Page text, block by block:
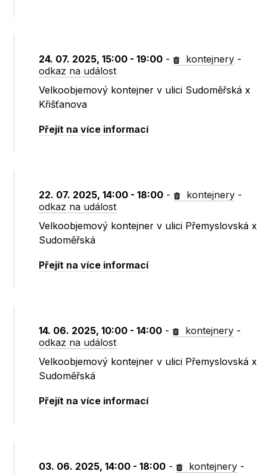
24. 07. 2025, 15:00 - 19:00 - kontejnery -
odkaz na událost
Velkoobjemový kontejner v ulici Sudoměřská x
Křišťanova
Přejít na více informací
22. 07. 2025, 14:00 - 18:00 - kontejnery -
odkaz na událost
Velkoobjemový kontejner v ulici Přemyslovská x
Sudoměřská
Přejít na více informací
14. 06. 2025, 10:00 - 14:00 - kontejnery -
odkaz na událost
Velkoobjemový kontejner v ulici Přemyslovská x
Sudoměřská
Přejít na více informací
03. 06. 2025, 14:00 - 18:00 - kontejnery -